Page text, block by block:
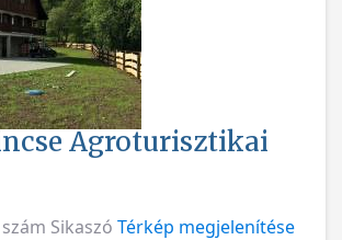
Agroturisztikai
Sikaszó Térkép megjelenítése